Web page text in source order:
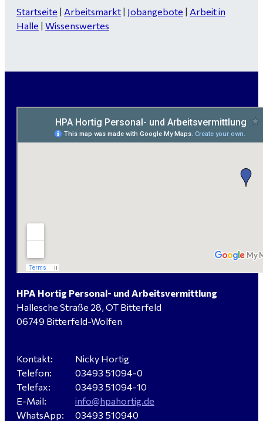
Startseite | Arbeitsmarkt | Jobangebote | Arbeit in
Halle | Wissenswertes
HPA Hortig Personal- und Arbeitsvermittlung
Hallesche Straße 28, OT Bitterfeld
06749 Bitterfeld-Wolfen
Kontakt:
Telefon:
Telefax:
E-Mail:
WhatsApp:
Nicky Hortig
03493 51094-0
03493 51094-10
info@hpahortig.de
03493 510940